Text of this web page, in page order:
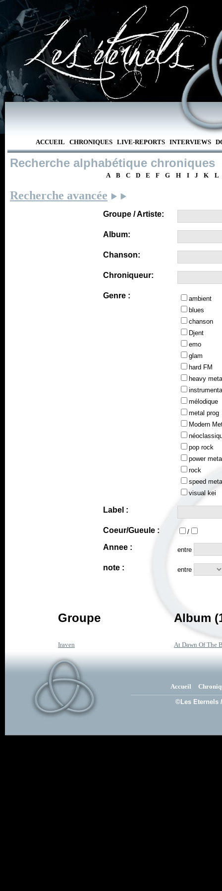
ACCUEIL CHRONIQUES LIVE-REPORTS INTERVIEWS
Recherche alphabétique chroniques
A B C D E F G H I J K L
Recherche avancée
Groupe / Artiste:
Album:
Chanson:
Chroniqueur:
Genre :
ambient
blues
chanson
Djent
emo
glam
hard FM
heavy
mélodique
metal prog
Modern
pop rock
power
rock
speed
visual kei
Label :
Coeur/Gueule : /
Annee : entre
note : entre
Groupe Album
Iraven At Dawn Of The
Accueil
©Les Eternels